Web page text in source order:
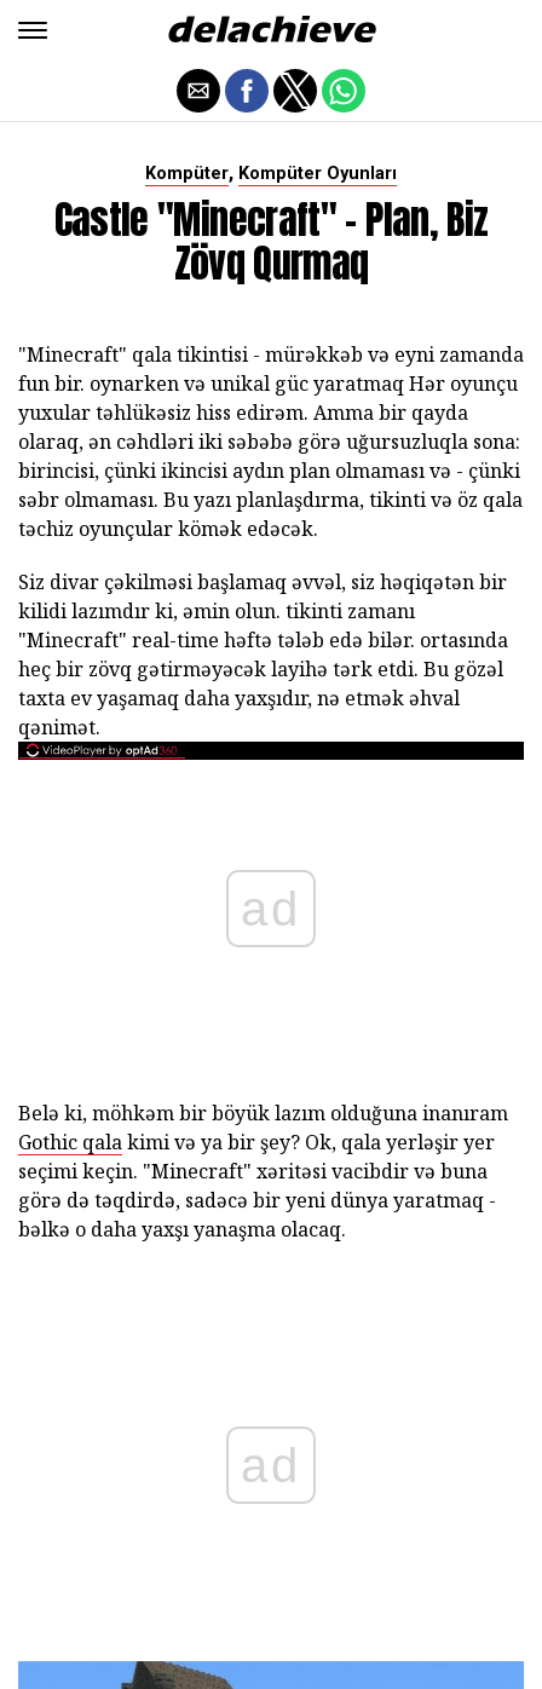
Kompüter, Kompüter Oyunları
Castle "Minecraft" - Plan, Biz
Zövq Qurmaq
"Minecraft" qala tikintisi - mürəkkəb və eyni zamanda
fun bir. oynarken və unikal güc yaratmaq Hər oyunçu
yuxular təhlükəsiz hiss edirəm. Amma bir qayda
olaraq, ən cəhdləri iki səbəbə görə uğursuzluqla sona:
birincisi, çünki ikincisi aydın plan olmaması və - çünki
səbr olmaması. Bu yazı planlaşdırma, tikinti və öz qala
təchiz oyunçular kömək edəcək.
Siz divar çəkilməsi başlamaq əvvəl, siz həqiqətən bir
kilidi lazımdır ki, əmin olun. tikinti zamanı
"Minecraft" real-time həftə tələb edə bilər. ortasında
heç bir zövq gətirməyəcək layihə tərk etdi. Bu gözəl
taxta ev yaşamaq daha yaxşıdır, nə etmək əhval
qənimət.
ad
Belə ki, möhkəm bir böyük lazım olduğuna inanıram
Gothic qalakimi və ya bir şey? Ok, qala yerləşir yer
seçimi keçin. "Minecraft" xəritəsi vacibdir və buna
görə də təqdirdə, sadəcə bir yeni dünya yaratmaq -
bəlkə o daha yaxşı yanaşma olacaq.
ad